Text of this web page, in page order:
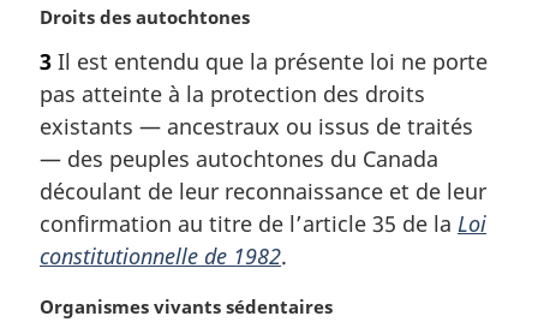
l
:
N
t
e
m
g
i
n
l
Droits des autochtones
3 Il est entendu que la présente loi ne porte
pas atteinte à la protection des droits
existants — ancestraux ou issus de traités
— des peuples autochtones du Canada
découlant de leur reconnaissance et de leur
confirmation au titre de l’article 35 de la Loi
constitutionnelle de 1982.
N
Organismes vivants sédentaires